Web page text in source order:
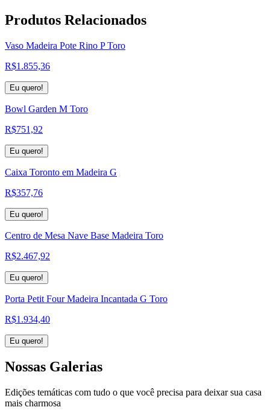
Produtos Relacionados
Vaso Madeira Pote Rino P Toro
R$1.855,36
Eu quero!
Bowl Garden M Toro
R$751,92
Eu quero!
Caixa Toronto em Madeira G
R$357,76
Eu quero!
Centro de Mesa Nave Base Madeira Toro
R$2.467,92
Eu quero!
Porta Petit Four Madeira Incantada G Toro
R$1.934,40
Eu quero!
Nossas Galerias
Edições temáticas com tudo o que você precisa para deixar sua casa
mais charmosa